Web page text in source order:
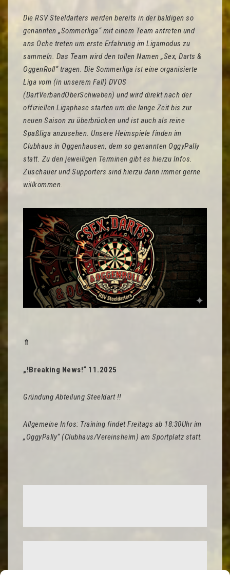
Die RSV Steeldarters werden bereits in der baldigen so
genannten „Sommerliga“ mit einem Team antreten und
ans Oche treten um erste Erfahrung im Ligamodus zu
sammeln. Das Team wird den tollen Namen „Sex, Darts &
OggenRoll“ tragen. Die Sommerliga ist eine organisierte
Liga vom (in unserem Fall) DVOS
(DartVerbandOberSchwaben) und wird direkt nach der
offiziellen Ligaphase starten um die lange Zeit bis zur
neuen Saison zu überbrücken und ist auch als reine
Spaßliga anzusehen. Unsere Heimspiele finden im
Clubhaus in Oggenhausen, dem so genannten OggyPally
statt. Zu den jeweiligen Terminen gibt es hierzu Infos.
Zuschauer und Supporters sind hierzu dann immer gerne
willkommen.
⇑
„!Breaking News!“ 11.2025
Gründung Abteilung Steeldart !!
Allgemeine Infos: Training findet Freitags ab 18:30Uhr im
„OggyPally“ (Clubhaus/Vereinsheim) am Sportplatz statt.